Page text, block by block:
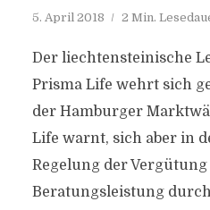
5. April 2018 2 Min.
Der liechtensteinische
Prisma Life wehrt sich
der Hamburger
Life warnt, sich aber in
Regelung der
Beratungsleistung